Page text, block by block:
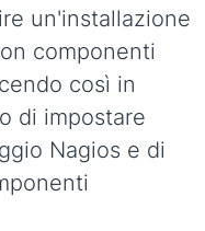
un'installazione
componenti
così in
di impostare
Nagios e di